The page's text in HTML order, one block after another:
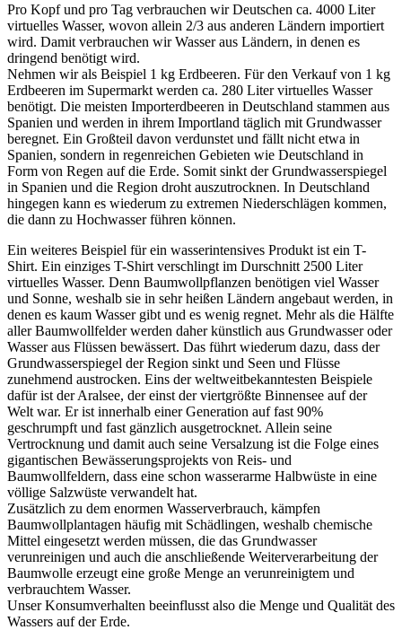
Pro Kopf und pro Tag verbrauchen wir Deutschen ca. 4000 Liter
virtuelles Wasser, wovon allein 2/3 aus anderen Ländern importiert
wird. Damit verbrauchen wir Wasser aus Ländern, in denen es
dringend benötigt wird.
Nehmen wir als Beispiel 1 kg Erdbeeren. Für den Verkauf von 1 kg
Erdbeeren im Supermarkt werden ca. 280 Liter virtuelles Wasser
benötigt. Die meisten Importerdbeeren in Deutschland stammen aus
Spanien und werden in ihrem Importland täglich mit Grundwasser
beregnet. Ein Großteil davon verdunstet und fällt nicht etwa in
Spanien, sondern in regenreichen Gebieten wie Deutschland in
Form von Regen auf die Erde. Somit sinkt der Grundwasserspiegel
in Spanien und die Region droht auszutrocknen. In Deutschland
hingegen kann es wiederum zu extremen Niederschlägen kommen,
die dann zu Hochwasser führen können.
Ein weiteres Beispiel für ein wasserintensives Produkt ist ein T-
Shirt. Ein einziges T-Shirt verschlingt im Durschnitt 2500 Liter
virtuelles Wasser. Denn Baumwollpflanzen benötigen viel Wasser
und Sonne, weshalb sie in sehr heißen Ländern angebaut werden, in
denen es kaum Wasser gibt und es wenig regnet. Mehr als die Hälfte
aller Baumwollfelder werden daher künstlich aus Grundwasser oder
Wasser aus Flüssen bewässert. Das führt wiederum dazu, dass der
Grundwasserspiegel der Region sinkt und Seen und Flüsse
zunehmend austrocken. Eins der weltweitbekanntesten Beispiele
dafür ist der Aralsee, der einst der viertgrößte Binnensee auf der
Welt war. Er ist innerhalb einer Generation auf fast 90%
geschrumpft und fast gänzlich ausgetrocknet. Allein seine
Vertrocknung und damit auch seine Versalzung ist die Folge eines
gigantischen Bewässerungsprojekts von Reis- und
Baumwollfeldern, dass eine schon wasserarme Halbwüste in eine
völlige Salzwüste verwandelt hat.
Zusätzlich zu dem enormen Wasserverbrauch, kämpfen
Baumwollplantagen häufig mit Schädlingen, weshalb chemische
Mittel eingesetzt werden müssen, die das Grundwasser
verunreinigen und auch die anschließende Weiterverarbeitung der
Baumwolle erzeugt eine große Menge an verunreinigtem und
verbrauchtem Wasser.
Unser Konsumverhalten beeinflusst also die Menge und Qualität des
Wassers auf der Erde.